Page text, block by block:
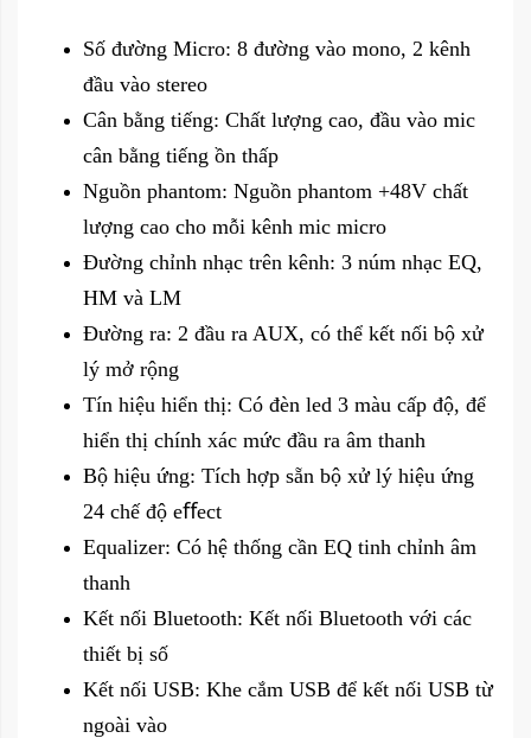
Số đường Micro: 8 đường vào mono, 2 kênh
đầu vào stereo
Cân bằng tiếng: Chất lượng cao, đầu vào mic
cân bằng tiếng ồn thấp
Nguồn phantom: Nguồn phantom +48V chất
lượng cao cho mỗi kênh mic micro
Đường chỉnh nhạc trên kênh: 3 núm nhạc EQ,
HM và LM
Đường ra: 2 đầu ra AUX, có thể kết nối bộ xử
lý mở rộng
Tín hiệu hiển thị: Có đèn led 3 màu cấp độ, để
hiển thị chính xác mức đầu ra âm thanh
Bộ hiệu ứng: Tích hợp sẵn bộ xử lý hiệu ứng
24 chế độ eﬀect
Equalizer: Có hệ thống cần EQ tinh chỉnh âm
thanh
Kết nối Bluetooth: Kết nối Bluetooth với các
thiết bị số
Kết nối USB: Khe cắm USB để kết nối USB từ
ngoài vào